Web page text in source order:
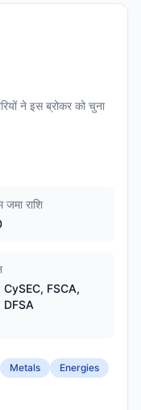
ने इस ब्रोकर को चुना
जमा राशि
CySEC, FSCA,
DFSA
Metals
Energies